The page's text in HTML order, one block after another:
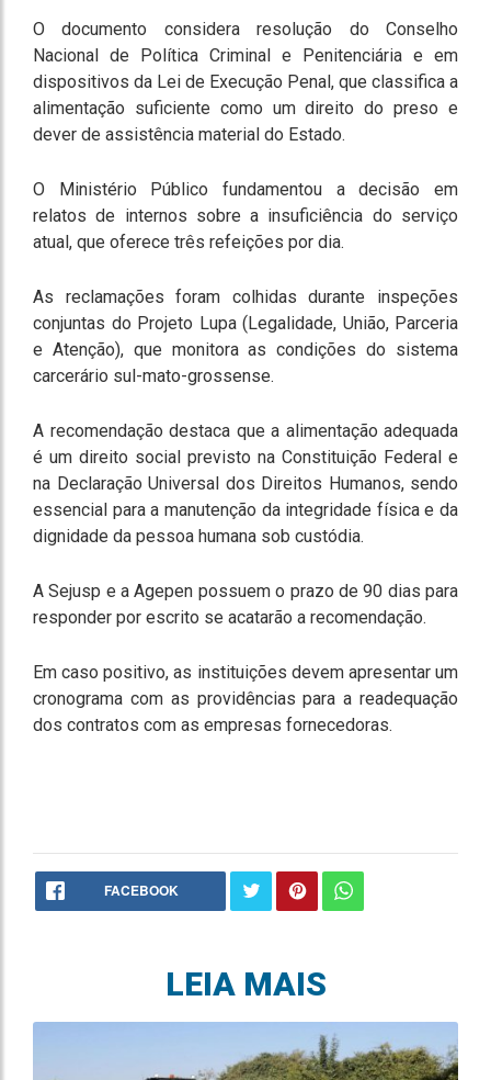
O documento considera resolução do Conselho
Nacional de Política Criminal e Penitenciária e em
dispositivos da Lei de Execução Penal, que classifica a
alimentação suficiente como um direito do preso e
dever de assistência material do Estado.
O Ministério Público fundamentou a decisão em
relatos de internos sobre a insuficiência do serviço
atual, que oferece três refeições por dia.
As reclamações foram colhidas durante inspeções
conjuntas do Projeto Lupa (Legalidade, União, Parceria
e Atenção), que monitora as condições do sistema
carcerário sul-mato-grossense.
A recomendação destaca que a alimentação adequada
é um direito social previsto na Constituição Federal e
na Declaração Universal dos Direitos Humanos, sendo
essencial para a manutenção da integridade física e da
dignidade da pessoa humana sob custódia.
A Sejusp e a Agepen possuem o prazo de 90 dias para
responder por escrito se acatarão a recomendação.
Em caso positivo, as instituições devem apresentar um
cronograma com as providências para a readequação
dos contratos com as empresas fornecedoras.
FACEBOOK
LEIA MAIS